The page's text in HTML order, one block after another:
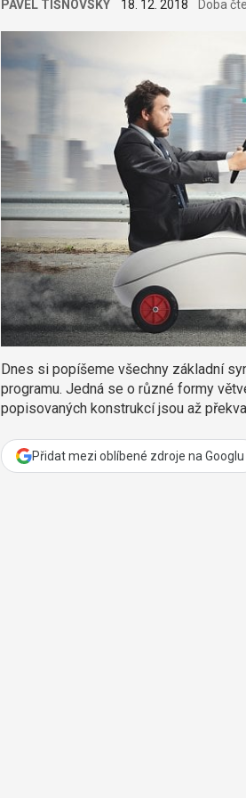
PAVEL TIŠNOVSKÝ 18. 12. 2018 Doba
Dnes si popíšeme všechny základní
programu. Jedná se o různé formy
popisovaných konstrukcí jsou až
Přidat mezi oblíbené zdroje na Googlu